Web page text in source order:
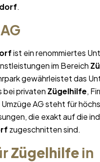
.
ist ein renommiertes
im Bereich
gewährleistet das
bei privaten Zügelhilfe,
AG steht für
die exakt auf die
zugeschnitten sind.
Zügelhilfe in